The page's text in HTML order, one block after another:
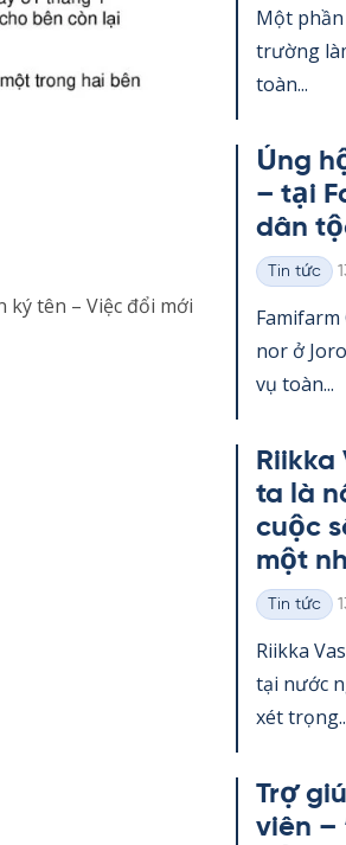
tên – Việc đổi mới
loại
Một
trường
toàn...
Ủng
– tại
dân
Thể
loại
Tin tức
nor ở
vụ toàn...
ta là
cuộc
một
Thể
loại
Tin tức
Riikka
tại nước
xét
Trợ
viên –